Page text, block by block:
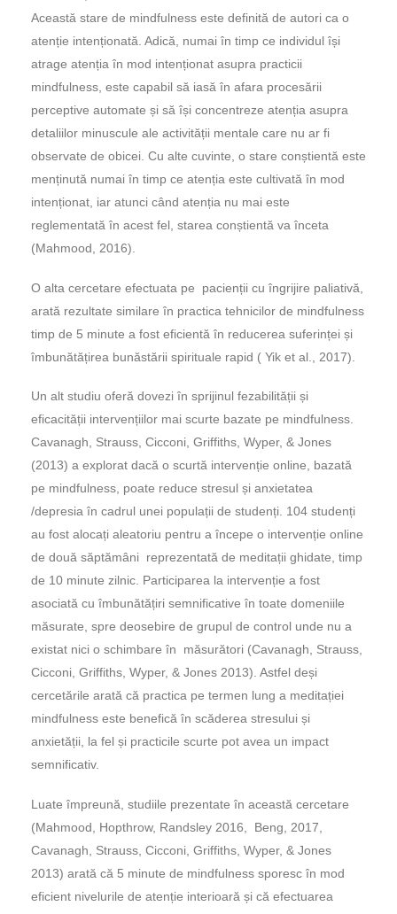
Această stare de mindfulness este definită de autori ca o
atenție intenționată. Adică, numai în timp ce individul își
atrage atenția în mod intenționat asupra practicii
mindfulness, este capabil să iasă în afara procesării
perceptive automate și să își concentreze atenția asupra
detaliilor minuscule ale activității mentale care nu ar fi
observate de obicei. Cu alte cuvinte, o stare conștientă este
menținută numai în timp ce atenția este cultivată în mod
intenționat, iar atunci când atenția nu mai este
reglementată în acest fel, starea conștientă va înceta
(Mahmood, 2016).
O alta cercetare efectuata pe pacienții cu îngrijire paliativă,
arată rezultate similare în practica tehnicilor de mindfulness
timp de 5 minute a fost eficientă în reducerea suferinței și
îmbunătățirea bunăstării spirituale rapid ( Yik et al., 2017).
Un alt studiu oferă dovezi în sprijinul fezabilității și
eficacității intervențiilor mai scurte bazate pe mindfulness.
Cavanagh, Strauss, Cicconi, Griffiths, Wyper, & Jones
(2013) a explorat dacă o scurtă intervenție online, bazată
pe mindfulness, poate reduce stresul și anxietatea
/depresia în cadrul unei populații de studenți. 104 studenți
au fost alocați aleatoriu pentru a începe o intervenție online
de două săptămâni reprezentată de meditații ghidate, timp
de 10 minute zilnic. Participarea la intervenție a fost
asociată cu îmbunătățiri semnificative în toate domeniile
măsurate, spre deosebire de grupul de control unde nu a
existat nici o schimbare în măsurători (Cavanagh, Strauss,
Cicconi, Griffiths, Wyper, & Jones 2013). Astfel deși
cercetările arată că practica pe termen lung a meditației
mindfulness este benefică în scăderea stresului și
anxietății, la fel și practicile scurte pot avea un impact
semnificativ.
Luate împreună, studiile prezentate în această cercetare
(Mahmood, Hopthrow, Randsley 2016, Beng, 2017,
Cavanagh, Strauss, Cicconi, Griffiths, Wyper, & Jones
2013) arată că 5 minute de mindfulness sporesc în mod
eficient nivelurile de atenție interioară și că efectuarea